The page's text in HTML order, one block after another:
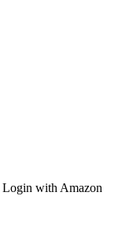
Login with Amazon